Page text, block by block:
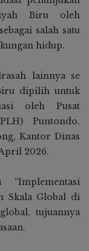
Biru oleh
salah satu
hidup.
lainnya se
dipilih untuk
oleh Pusat
Puntondo.
Kantor Dinas
2026.
Skala Global di
tujuannya